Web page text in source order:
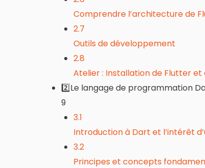
Comprendre l’architecture de
2.7
Outils de développement
2.8
Atelier : Installation de Flutter
2️⃣Le langage de programmation
9
3.1
Introduction à Dart et l’intérêt
3.2
Principes et concepts